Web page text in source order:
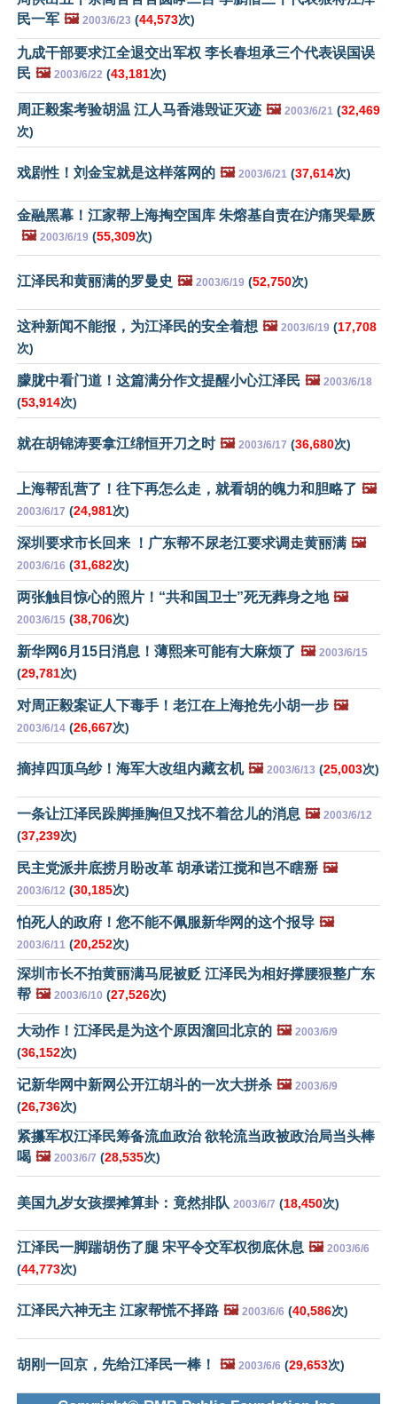
民一军 🖼️ 2003/6/23 (44,573次)
九成干部要求江全退交出军权 李长春坦承三个代表误国误
民 🖼️ 2003/6/22 (43,181次)
周正毅案考验胡温 江人马香港毁证灭迹 🖼️ 2003/6/21 (32,469
次)
戏剧性！刘金宝就是这样落网的 🖼️ 2003/6/21 (37,614次)
金融黑幕！江家帮上海掏空国库 朱熔基自责在沪痛哭晕厥
🖼️ 2003/6/19 (55,309次)
江泽民和黄丽满的罗曼史 🖼️ 2003/6/19 (52,750次)
这种新闻不能报，为江泽民的安全着想 🖼️ 2003/6/19 (17,708
次)
朦胧中看门道！这篇满分作文提醒小心江泽民 🖼️ 2003/6/18
(53,914次)
就在胡锦涛要拿江绵恒开刀之时 🖼️ 2003/6/17 (36,680次)
上海帮乱营了！往下再怎么走，就看胡的魄力和胆略了 🖼️
2003/6/17 (24,981次)
深圳要求市长回来 ！广东帮不尿老江要求调走黄丽满 🖼️
2003/6/16 (31,682次)
两张触目惊心的照片！“共和国卫士”死无葬身之地 🖼️
2003/6/15 (38,706次)
新华网6月15日消息！薄熙来可能有大麻烦了 🖼️ 2003/6/15
(29,781次)
对周正毅案证人下毒手！老江在上海抢先小胡一步 🖼️
2003/6/14 (26,667次)
摘掉四顶乌纱！海军大改组内藏玄机 🖼️ 2003/6/13 (25,003次)
一条让江泽民跺脚捶胸但又找不着岔儿的消息 🖼️ 2003/6/12
(37,239次)
民主党派井底捞月盼改革 胡承诺江搅和岂不瞎掰 🖼️
2003/6/12 (30,185次)
怕死人的政府！您不能不佩服新华网的这个报导 🖼️
2003/6/11 (20,252次)
深圳市长不拍黄丽满马屁被贬 江泽民为相好撑腰狠整广东
帮 🖼️ 2003/6/10 (27,526次)
大动作！江泽民是为这个原因溜回北京的 🖼️ 2003/6/9
(36,152次)
记新华网中新网公开江胡斗的一次大拼杀 🖼️ 2003/6/9
(26,736次)
紧攥军权江泽民筹备流血政治 欲轮流当政被政治局当头棒
喝 🖼️ 2003/6/7 (28,535次)
美国九岁女孩摆摊算卦：竟然排队 2003/6/7 (18,450次)
江泽民一脚踹胡伤了腿 宋平令交军权彻底休息 🖼️ 2003/6/6
(44,773次)
江泽民六神无主 江家帮慌不择路 🖼️ 2003/6/6 (40,586次)
胡刚一回京，先给江泽民一棒！ 🖼️ 2003/6/6 (29,653次)